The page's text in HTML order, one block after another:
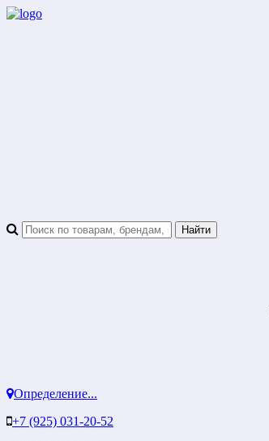
Определение...
+7 (925) 031-20-52